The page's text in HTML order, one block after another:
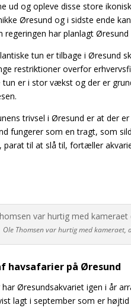
ud og opleve disse store
Øresund og i sidste ende
regeringen har planlagt Øresund
tun er tilbage i Øresund
restriktioner overfor
er i stor vækst og der er
trivsel i Øresund er at der
fungerer som en tragt, som
parat til at slå til, fortæller
Ole Thomsen var hurtig med
havsafarier på Øresund
har Øresundsakvariet igen i år
lagt i september som er